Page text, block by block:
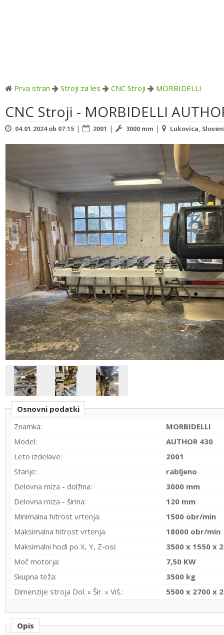
Prva stran Stroji za les CNC Stroji MORBIDELLI
CNC Stroji - MORBIDELLI
04.01.2024 ob 07:15 | 2001 | 3000 mm | Lukovica,
Osnovni podatki
Znamka:
MORBIDELLI
Model:
AUTHOR 430
Leto izdelave:
2001
Stanje:
rabljeno
Delovna miza - dolžina:
3000 mm
Delovna miza - širina:
120 mm
Minimalna hitrost vrtenja:
1500 obr/min
Maksimalna hitrost vrtenja:
18000 obr/min
Maksimalni hodi po X, Y, Z-osi:
3500 x 1550 x
Moč motorja:
7,50 KW
Skupna teža:
3500 kg
Dimenzije stroja Dol. x Šir. x Viš.: 5500 x 2700 x
Opis